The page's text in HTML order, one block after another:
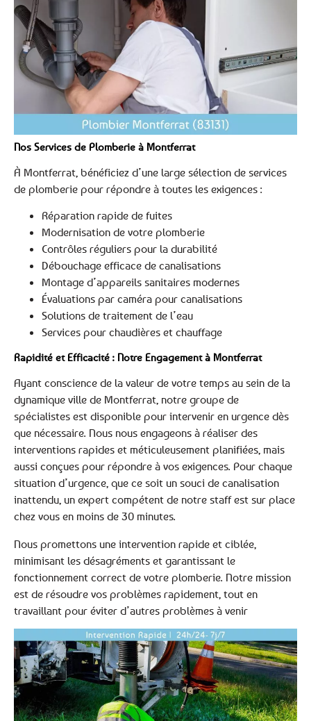
Nos Services de Plomberie à Montferrat
À Montferrat, bénéficiez d’une large sélection de services
de plomberie pour répondre à toutes les exigences :
Réparation rapide de fuites
Modernisation de votre plomberie
Contrôles réguliers pour la durabilité
Débouchage efficace de canalisations
Montage d’appareils sanitaires modernes
Évaluations par caméra pour canalisations
Solutions de traitement de l’eau
Services pour chaudières et chauffage
Rapidité et Efficacité : Notre Engagement à Montferrat
Ayant conscience de la valeur de votre temps au sein de la
dynamique ville de Montferrat, notre groupe de
spécialistes est disponible pour intervenir en urgence dès
que nécessaire. Nous nous engageons à réaliser des
interventions rapides et méticuleusement planifiées, mais
aussi conçues pour répondre à vos exigences. Pour chaque
situation d’urgence, que ce soit un souci de canalisation
inattendu, un expert compétent de notre staff est sur place
chez vous en moins de 30 minutes.
Nous promettons une intervention rapide et ciblée,
minimisant les désagréments et garantissant le
fonctionnement correct de votre plomberie. Notre mission
est de résoudre vos problèmes rapidement, tout en
travaillant pour éviter d’autres problèmes à venir